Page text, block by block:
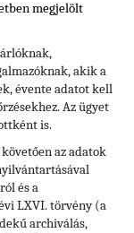
megjelölt
akik a
évente adatot kell
Az ügyet
is.
az adatok
és a
LXVI. törvény (a
archiválás,